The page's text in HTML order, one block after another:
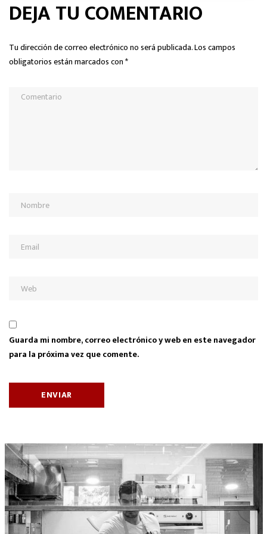
DEJA TU COMENTARIO
Tu dirección de correo electrónico no será publicada.Los campos
obligatorios están marcados con*
Guarda mi nombre, correo electrónico y web en este navegador
para la próxima vez que comente.